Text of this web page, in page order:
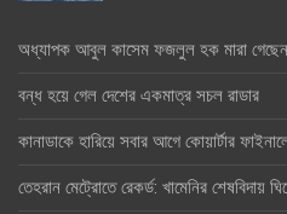
অধ্যাপক আবুল কাসেম ফজলুল হক মারা
বন্ধ হয়ে গেল দেশের একমাত্র সচল রাডার
কানাডাকে হারিয়ে সবার আগে কোয়ার্টার
তেহরান মেট্রোতে রেকর্ড: খামেনির শেষবিদায়